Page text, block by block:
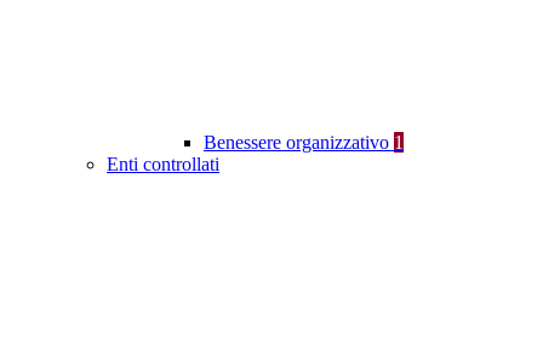
Benessere organizzativo 1
Enti controllati